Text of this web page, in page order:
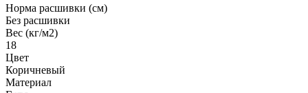
Норма расшивки (см)
Без расшивки
Вес (кг/м2)
18
Цвет
Коричневый
Материал